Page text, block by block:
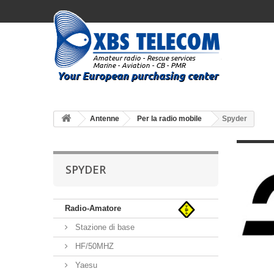
Antenne Per la radio mobile Spyder
SPYDER
Radio-Amatore
Stazione di base
HF/50MHZ
Yaesu